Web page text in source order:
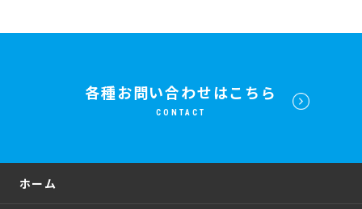
各種お問い合わせはこちら
CONTACT
ホーム